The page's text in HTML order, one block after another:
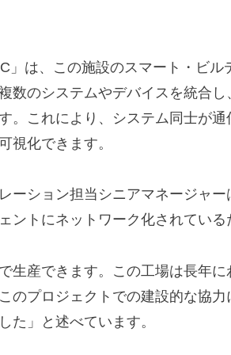
」は、この施設のスマート・ビル
数のシステムやデバイスを統合
。これにより、システム同士が通
視化できます。
ーション担当シニアマネージャ
ントにネットワーク化されている
生産できます。この工場は長年
のプロジェクトでの建設的な協
た」と述べています。